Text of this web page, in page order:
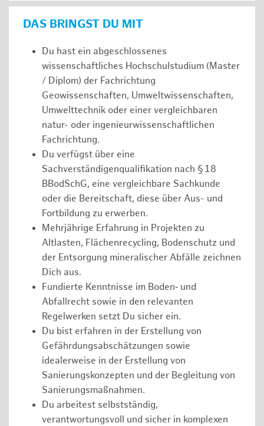
DAS BRINGST DU MIT
Du hast ein abgeschlossenes
wissenschaftliches Hochschulstudium (Master
/ Diplom) der Fachrichtung
Geowissenschaften, Umweltwissenschaften,
Umwelttechnik oder einer vergleichbaren
natur- oder ingenieurwissenschaftlichen
Fachrichtung.
Du verfügst über eine
Sachverständigenqualifikation nach § 18
BBodSchG, eine vergleichbare Sachkunde
oder die Bereitschaft, diese über Aus- und
Fortbildung zu erwerben.
Mehrjährige Erfahrung in Projekten zu
Altlasten, Flächenrecycling, Bodenschutz und
der Entsorgung mineralischer Abfälle zeichnen
Dich aus.
Fundierte Kenntnisse im Boden‑ und
Abfallrecht sowie in den relevanten
Regelwerken setzt Du sicher ein.
Du bist erfahren in der Erstellung von
Gefährdungsabschätzungen sowie
idealerweise in der Erstellung von
Sanierungskonzepten und der Begleitung von
Sanierungsmaßnahmen.
Du arbeitest selbstständig,
verantwortungsvoll und sicher in komplexen